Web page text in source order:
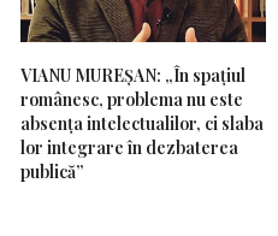
VIANU MUREȘAN: „În spațiul
românesc, problema nu este
absența intelectualilor, ci slaba
lor integrare în dezbaterea
publică”